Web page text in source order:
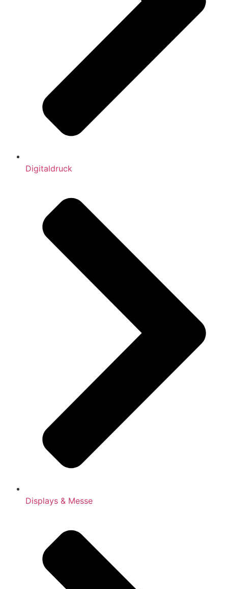
Digitaldruck
Displays & Messe